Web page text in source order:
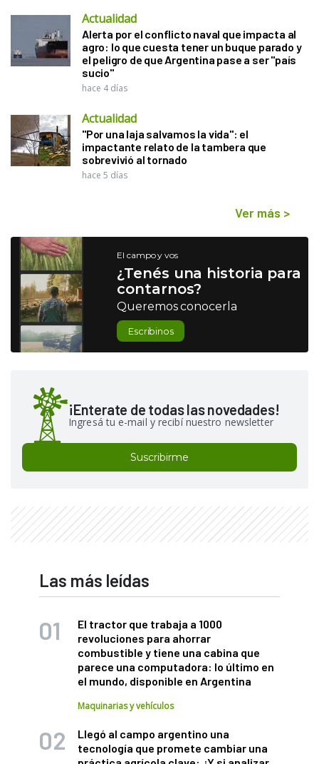
Actualidad
Alerta por el conflicto naval que impacta al
agro: lo que cuesta tener un buque parado y
el peligro de que Argentina pase a ser "país
sucio"
hace 4 días
Actualidad
"Por una laja salvamos la vida": el
impactante relato de la tambera que
sobrevivió al tornado
hace 5 días
Ver más >
El campo y vos
¿Tenés una historia para
contarnos?
Queremos conocerla
Escribinos
¡Enterate de todas las novedades!
Ingresá tu e-mail y recibí nuestro newsletter
Suscribirme
Las más leídas
El tractor que trabaja a 1000
revoluciones para ahorrar
combustible y tiene una cabina que
parece una computadora: lo último en
el mundo, disponible en Argentina
Maquinarias y vehículos
Llegó al campo argentino una
tecnología que promete cambiar una